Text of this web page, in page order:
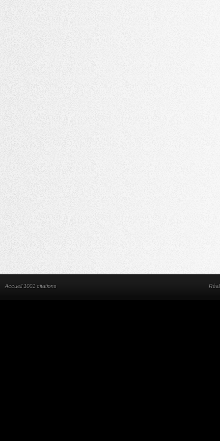
Accueil 1001 citations